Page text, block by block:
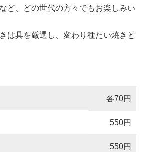
ど、どの世代の方々でもお楽しみい
は具を厳選し、変わり種たい焼きと
各70円
550円
550円